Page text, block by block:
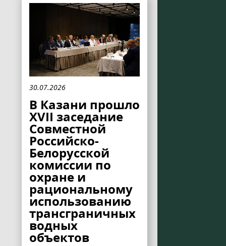
30.07.2026
В Казани прошло
XVII заседание
Совместной
Российско-
Белорусской
комиссии по
охране и
рациональному
использованию
трансграничных
водных
объектов